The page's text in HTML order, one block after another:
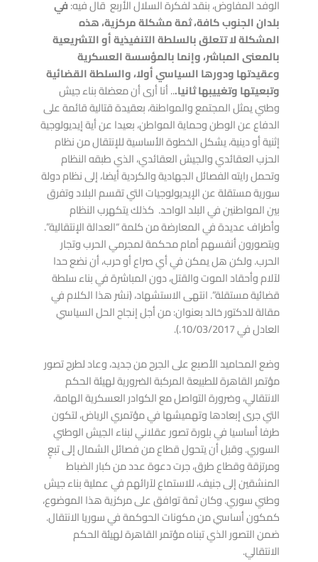
الوفد المفاوض، بنقد لفكرة السلال الأربع قال فيه:في
بلدان الجنوب كافة، ثمة مشكلة مركزية، هذه
المشكلة لا تتعلق بالسلطة التنفيذية أو التشريعية
بالمعنى المباشر، وإنما بالمؤسسة العسكرية
وعقيدتها ودورها السياسي أولا، والسلطة القضائية
وتبعيتها وتغييبها ثانيا... أنا أرى أن معضلة بناء جيش
وطني يمثل المجتمع والمواطنة، بعقيدة قتالية قائمة على
الدفاع عن الوطن وحماية المواطن، بعيدا عن أية إيديولوجية
إثنية أو دينية، يشكل الخطوة الأساسية للإنتقال من نظام
الحزب العقائدي والجيش العقائدي، الذي طبقه النظام
وتحمل رايته الفصائل الجهادية والكردية أيضا، إلى نظام دولة
سورية مستقلة عن الإيديولوجيات التي تقسم البلاد وتفرق
بين المواطنين في البلد الواحد. كذلك يتكهرب النظام
وأطراف عديدة في المعارضة من كلمة “العدالة الإنتقالية”.
ويتصورون أنفسهم أمام محكمة لمجرمي الحرب وتجار
الحرب. ولكن هل يمكن في أي صراع أو حرب، أن نضع حدا
لآلام وأحقاد الموت والقتل، دون المباشرة في بناء سلطة
قضائية مستقلة”. انتهى الاستشهاد، (نشر هذا الكلام في
مقالة للدكتور خالد بعنوان: من أجل إنجاح الحل السياسي
العادل في 10/03/2017.).
وضع المحاميد الأصبع على الجرح من جديد، وعاد لطرح تصور
مؤتمر القاهرة للطبيعة المركبة الضرورية لهيئة الحكم
الانتقالي، وضرورة التواصل مع الكوادر العسكرية الهامة،
التي جرى إبعادها وتهميشها في مؤتمري الرياض، لتكون
طرفا أساسيا في بلورة تصور عقلاني لبناء الجيش الوطني
السوري. وقبل أن يتحول قطاع من فصائل الشمال إلى تبعٍ
ومرتزقة وقطاع طرق، جرت دعوة عدد من كبار الضباط
المنشقين إلى جنيف، للاستماع لآرائهم في عملية بناء جيش
وطني سوري. وكان ثمة توافق على مركزية هذا الموضوع،
كمكون أساسي من مكونات الحوكمة في سوريا الانتقال.
ضمن التصور الذي تبناه مؤتمر القاهرة لهيئة الحكم
الانتقالي.